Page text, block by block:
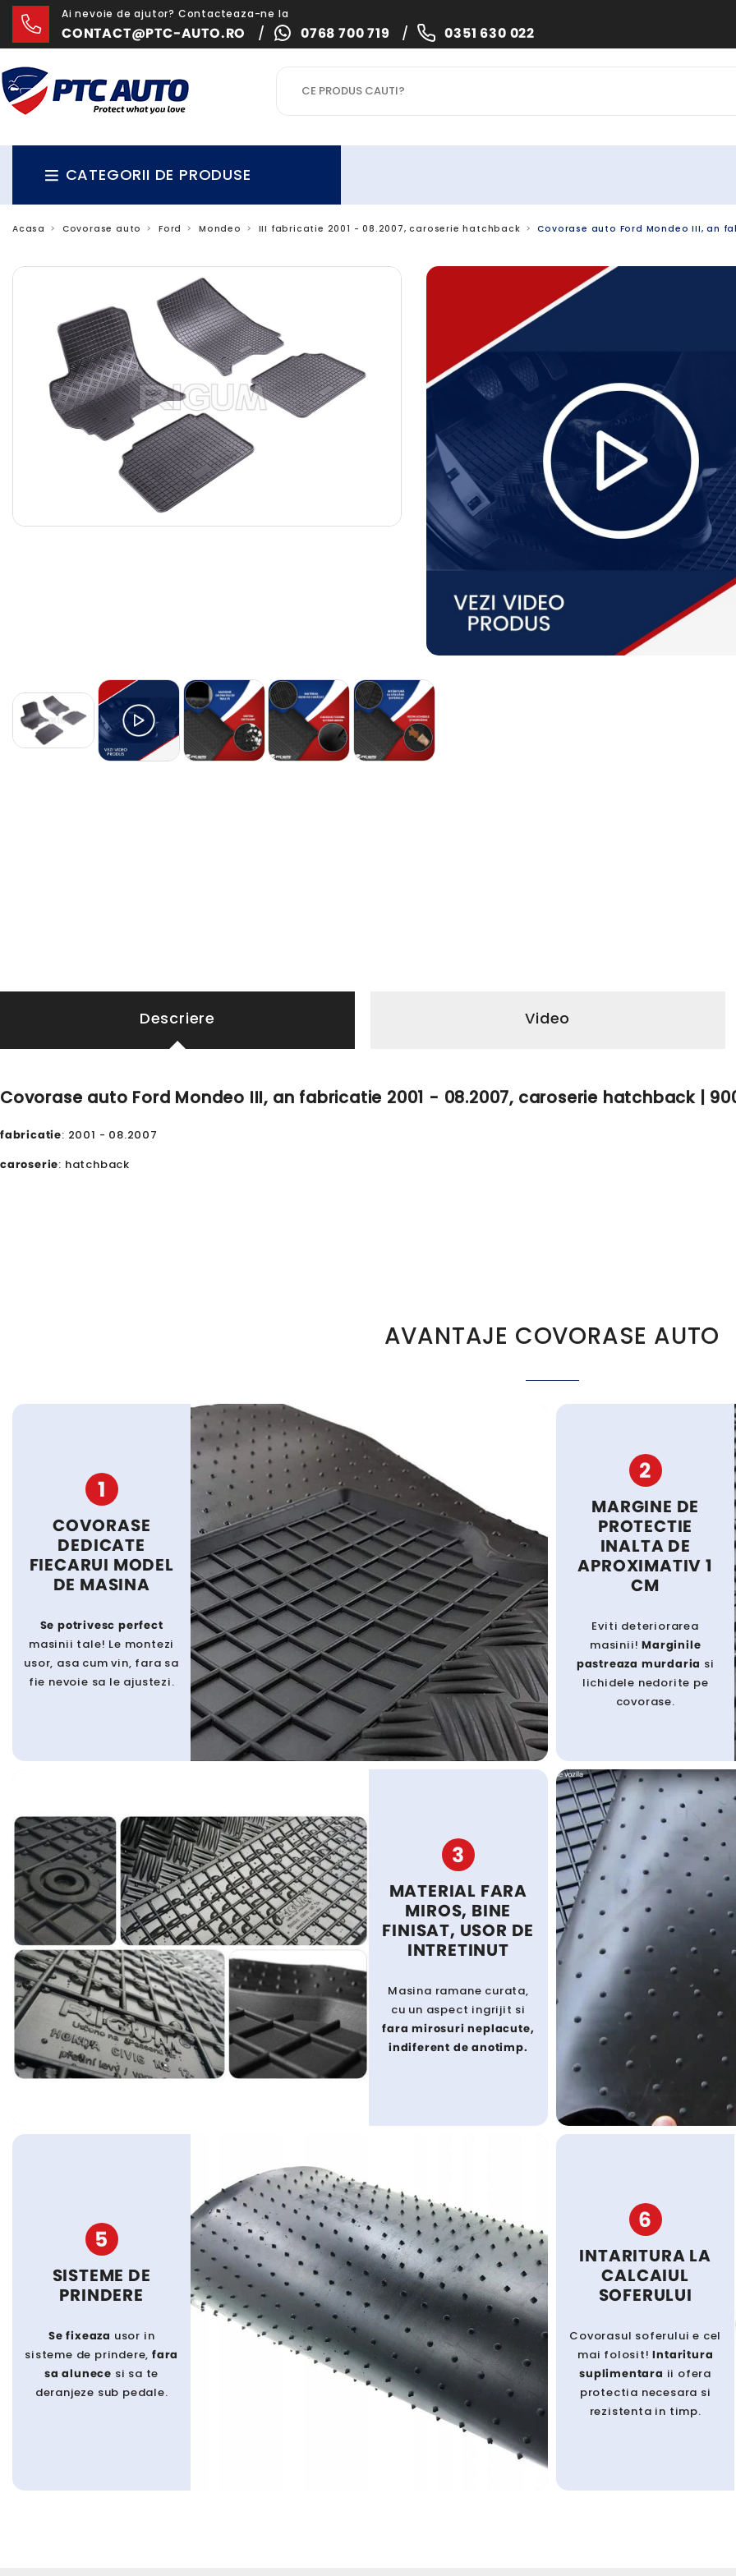
Ai nevoie de ajutor? Contacteaza-ne la
CONTACT@PTC-AUTO.RO / 0768 700 719 / 0351 630 022
CATEGORII DE PRODUSE
Acasa Covorase auto Ford Mondeo III fabricatie 2001 - 08.2007, caroserie hatchback Covorase auto Ford Mondeo III, an
Descriere
Covorase auto Ford Mondeo III, an fabricatie 2001 - 08.2007, caroserie hatchback |
fabricatie: 2001 - 08.2007
caroserie: hatchback
Video
AVANTAJE COVORASE AUTO
1
COVORASE
DEDICATE
FIECARUI MODEL
DE MASINA
Se potrivesc perfect
masinii tale! Le montezi
usor, asa cum vin, fara sa
fie nevoie sa le ajustezi.
2
MARGINE DE
PROTECTIE
INALTA DE
APROXIMATIV 1
CM
Eviti deteriorarea
masinii!Marginile
pastreaza murdaria si
lichidele nedorite pe
covorase.
3
MATERIAL FARA
MIROS, BINE
FINISAT, USOR DE
INTRETINUT
Masina ramane curata,
cu un aspect ingrijit si
fara mirosuri neplacute,
indiferent de anotimp.
5
SISTEME DE
PRINDERE
Se fixeaza usor in
sisteme de prindere, fara
sa alunece si sa te
deranjeze sub pedale.
6
INTARITURA LA
CALCAIUL
SOFERULUI
Covorasul soferului e cel
mai folosit!Intaritura
suplimentara ii ofera
protectia necesara si
rezistenta in timp.